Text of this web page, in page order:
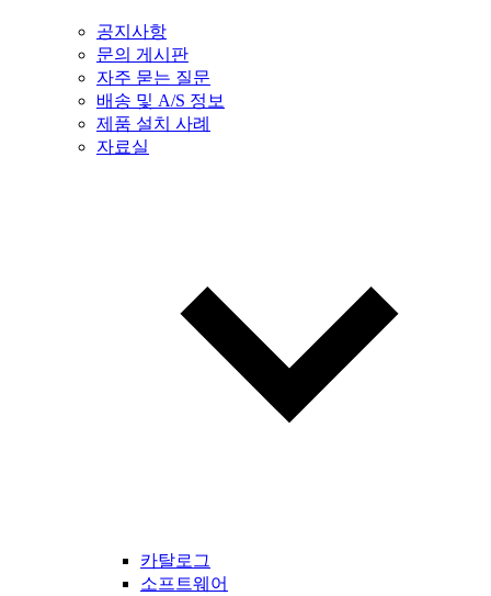
공지사항
문의 게시판
자주 묻는 질문
배송 및 A/S 정보
제품 설치 사례
자료실
카탈로그
소프트웨어